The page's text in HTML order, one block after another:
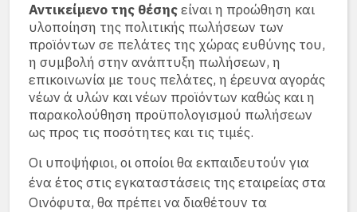
Αντικείμενο της θέσηςείναι η προώθηση και
υλοποίηση της πολιτικής πωλήσεων των
προϊόντων σε πελάτες της χώρας ευθύνης του,
η συμβολή στην ανάπτυξη πωλήσεων, η
επικοινωνία με τους πελάτες, η έρευνα αγοράς
νέων ά υλών και νέων προϊόντων καθώς και η
παρακολούθηση προϋπολογισμού πωλήσεων
ως προς τις ποσότητες και τις τιμές.
Οι υποψήφιοι, οι οποίοι θα εκπαιδευτούν για
ένα έτος στις εγκαταστάσεις της εταιρείας στα
Οινόφυτα, θα πρέπει να διαθέτουν τα